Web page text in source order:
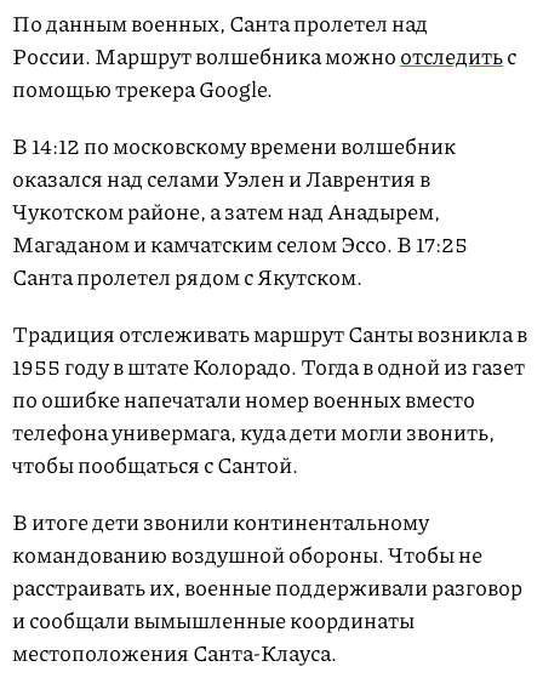
По данным военных, Санта пролетел над
России. Маршрут волшебника можноотследитьс
помощью трекера Google.
В 14:12 по московскому времени волшебник
оказался над селами Уэлен и Лаврентия в
Чукотском районе, а затем над Анадырем,
Магаданом и камчатским селом Эссо. В 17:25
Санта пролетел рядом с Якутском.
Традиция отслеживать маршрут Санты возникла в
1955 году в штате Колорадо. Тогда в одной из газет
по ошибке напечатали номер военных вместо
телефона универмага, куда дети могли звонить,
чтобы пообщаться с Сантой.
В итоге дети звонили континентальному
командованию воздушной обороны. Чтобы не
расстраивать их, военные поддерживали разговор
и сообщали вымышленные координаты
местоположения Санта-Клауса.